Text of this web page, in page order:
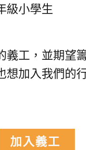
級小學生
義工，並期望
想加入我們的
加入義工